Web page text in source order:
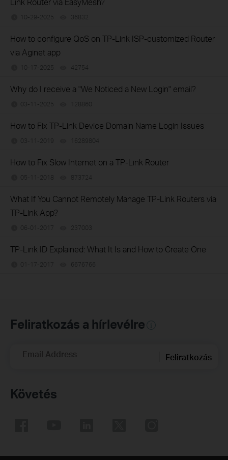
10-29-2025 36832
How to configure QoS on TP-Link ISP-customized Router
via Aginet app
10-17-2025 42754
Why do I receive a "We Noticed a New Login" email?
03-11-2025 128860
How to Fix TP-Link Device Domain Name Login Issues
03-11-2019 16289804
How to Fix Slow Internet on a TP-Link Router
05-11-2018 873724
What If You Cannot Remotely Manage TP-Link Routers via
TP-Link App?
06-01-2017 237003
TP-Link ID Explained: What It Is and How to Create One
01-17-2017 6676766
Feliratkozás a hírlevélre
Email Address Feliratkozás
Követés